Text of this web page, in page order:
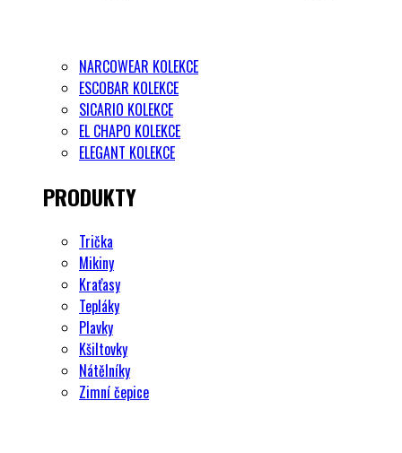
NARCOWEAR KOLEKCE
ESCOBAR KOLEKCE
SICARIO KOLEKCE
EL CHAPO KOLEKCE
ELEGANT KOLEKCE
PRODUKTY
Trička
Mikiny
Kraťasy
Tepláky
Plavky
Kšiltovky
Nátělníky
Zimní čepice